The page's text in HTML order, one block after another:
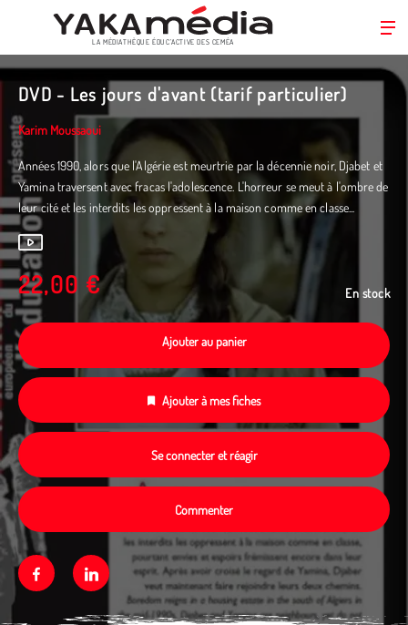
Aller
principal
LA MÉDIATHÈQUE ÉDUC’ACTIVE DES CEMÉA
DVD - Les jours d'avant (tarif particulier)
Karim Moussaoui
Années 1990, alors que l'Algérie est meurtrie par la décennie noir, Djabet et
Yamina traversent avec fracas l'adolescence. L'horreur se meut à l'ombre de
leur cité et les interdits les oppressent à la maison comme en classe...
22,00 € En stock
Ajouter au panier
Ajouter à mes fiches
Se connecter et réagir
Commenter
FacebookLinkedin